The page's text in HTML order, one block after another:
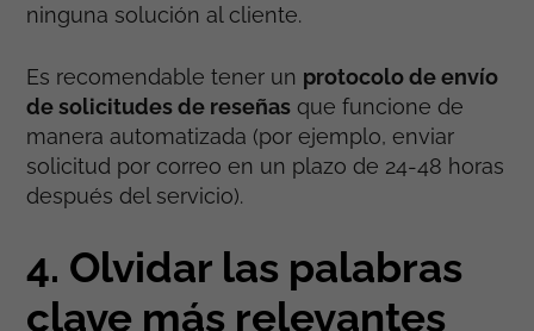
ninguna solución al cliente.
Es recomendable tener un protocolo de envío
de solicitudes de reseñas que funcione de
manera automatizada (por ejemplo, enviar
solicitud por correo en un plazo de 24-48 horas
después del servicio).
4. Olvidar las palabras
clave más relevantes